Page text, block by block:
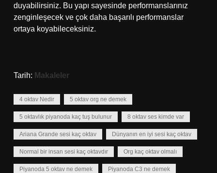
duyabilirsiniz. Bu yapı sayesinde performanslarınız
zenginleşecek ve çok daha başarılı performanslar
ortaya koyabileceksiniz.
Tarih: Makaleler
4 oktav Nedir 5 oktav org ne demek
5 oktavlık piyanoda kaç tuş bulunur 8 oktav ses kimde var
Ariana Grande sesi kaç oktav Dünyanın en iyi sesi kaç oktav
Normal bir insan sesi kaç oktavdır Org kaç oktav olmalı
Piyanoda 5 oktav ne demek Piyanoda C3 ne demek